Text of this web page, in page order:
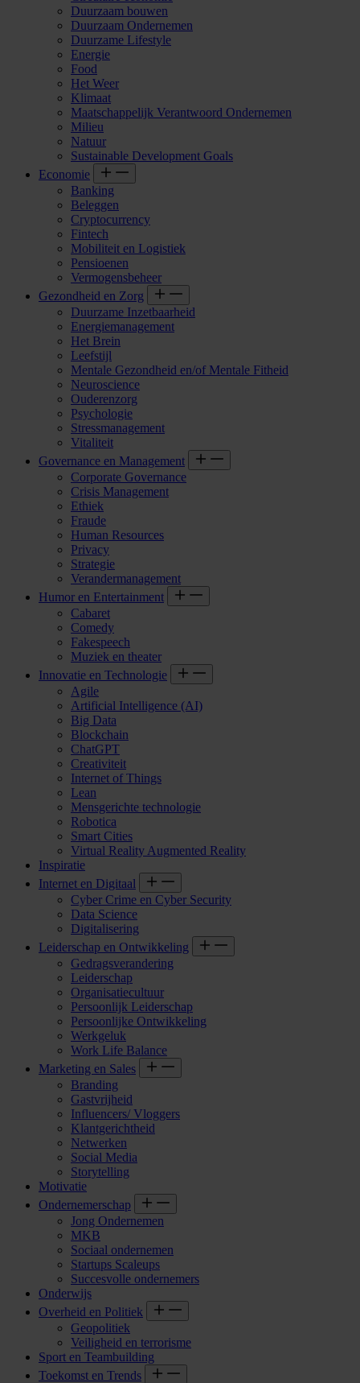
Duurzaam bouwen
Duurzaam Ondernemen
Duurzame Lifestyle
Energie
Food
Het Weer
Klimaat
Maatschappelijk Verantwoord Ondernemen
Milieu
Natuur
Sustainable Development Goals
Economie
Banking
Beleggen
Cryptocurrency
Fintech
Mobiliteit en Logistiek
Pensioenen
Vermogensbeheer
Gezondheid en Zorg
Duurzame Inzetbaarheid
Energiemanagement
Het Brein
Leefstijl
Mentale Gezondheid en/of Mentale Fitheid
Neuroscience
Ouderenzorg
Psychologie
Stressmanagement
Vitaliteit
Governance en Management
Corporate Governance
Crisis Management
Ethiek
Fraude
Human Resources
Privacy
Strategie
Verandermanagement
Humor en Entertainment
Cabaret
Comedy
Fakespeech
Muziek en theater
Innovatie en Technologie
Agile
Artificial Intelligence (AI)
Big Data
Blockchain
ChatGPT
Creativiteit
Internet of Things
Lean
Mensgerichte technologie
Robotica
Smart Cities
Virtual Reality Augmented Reality
Inspiratie
Internet en Digitaal
Cyber Crime en Cyber Security
Data Science
Digitalisering
Leiderschap en Ontwikkeling
Gedragsverandering
Leiderschap
Organisatiecultuur
Persoonlijk Leiderschap
Persoonlijke Ontwikkeling
Werkgeluk
Work Life Balance
Marketing en Sales
Branding
Gastvrijheid
Influencers/ Vloggers
Klantgerichtheid
Netwerken
Social Media
Storytelling
Motivatie
Ondernemerschap
Jong Ondernemen
MKB
Sociaal ondernemen
Startups Scaleups
Succesvolle ondernemers
Onderwijs
Overheid en Politiek
Geopolitiek
Veiligheid en terrorisme
Sport en Teambuilding
Toekomst en Trends